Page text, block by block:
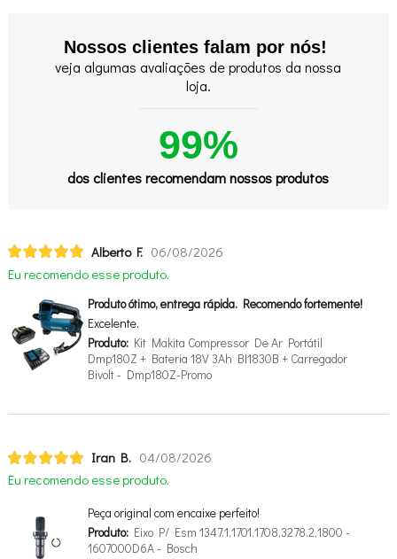
Nossos clientes falam por nós!
veja algumas avaliações de produtos da nossa
loja.
99%
dos clientes recomendam nossos produtos
Alberto F. 06/08/2026
Eu recomendo esse produto.
Produto ótimo, entrega rápida. Recomendo fortemente!
Excelente.
Produto:Kit Makita Compressor De Ar Portátil
Dmp180Z + Bateria 18V 3Ah Bl1830B + Carregador
Bivolt - Dmp180Z-Promo
Iran B. 04/08/2026
Eu recomendo esse produto.
Peça original com encaixe perfeito!
Produto:Eixo P/ Esm 1347.1,1701,1708,3278.2,1800 -
1607000D6A - Bosch